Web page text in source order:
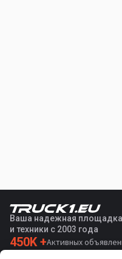
Ваша надежная
и техники с 2003 года
450K +Активных